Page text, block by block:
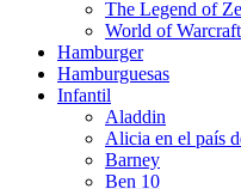
The Legend of
World of Warcraft
Hamburger
Hamburguesas
Infantil
Aladdin
Alicia en el país
Barney
Ben 10